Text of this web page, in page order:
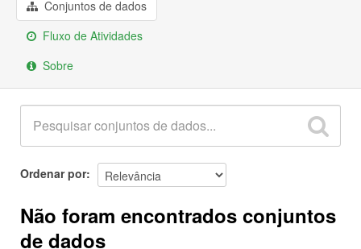
SobreConjuntos de dados
Fluxo de Atividades
Sobre
Ordenar por
Não foram encontrados conjuntos
de dados